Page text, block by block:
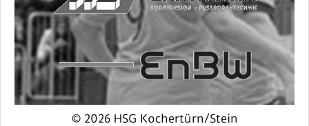
© 2026 HSG Kochertürn/Stein